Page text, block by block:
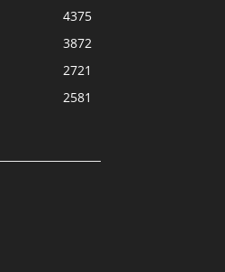
4375
3872
2721
2581